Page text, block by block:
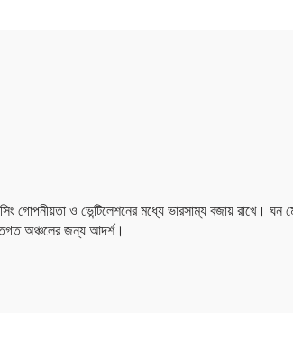
গোপনীয়তা ও ভেন্টিলেশনের মধ্যে ভারসাম্য বজায় রাখে। ঘন
অঞ্চলের জন্য আদর্শ।